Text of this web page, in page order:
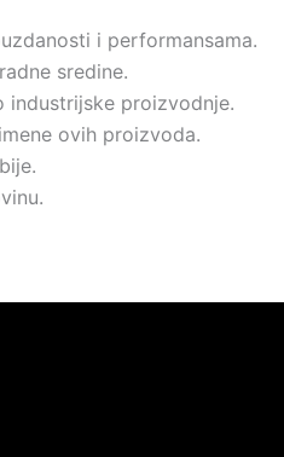
i performansama.
sredine.
industrijske proizvodnje.
ovih proizvoda.